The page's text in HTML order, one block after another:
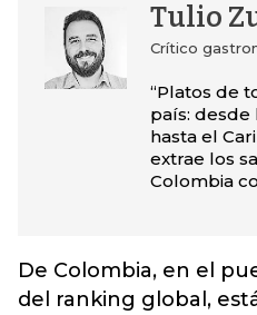
Tulio
Crítico
“Platos de
país: desde
hasta el
extrae los
Colombia
De Colombia, en el
del ranking global,